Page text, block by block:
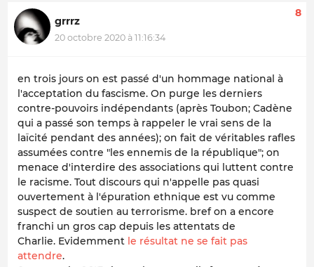
grrrz
20 octobre 2020 à 11:16:34
8
en trois jours on est passé d'un hommage national à
l'acceptation du fascisme. On purge les derniers
contre-pouvoirs indépendants (après Toubon; Cadène
qui a passé son temps à rappeler le vrai sens de la
laïcité pendant des années); on fait de véritables rafles
assumées contre "les ennemis de la république"; on
menace d'interdire des associations qui luttent contre
le racisme. Tout discours qui n'appelle pas quasi
ouvertement à l'épuration ethnique est vu comme
suspect de soutien au terrorisme. bref on a encore
franchi un gros cap depuis les attentats de
Charlie. Evidemment le résultat ne se fait pas
attendre.